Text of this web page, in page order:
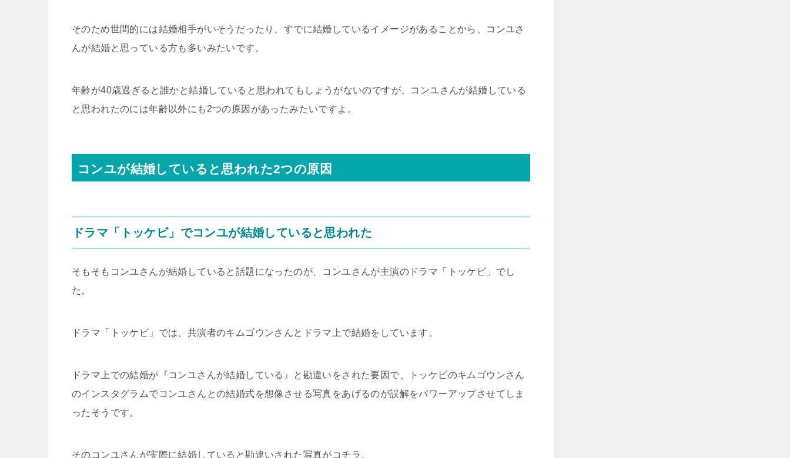
そのため世間的には結婚相手がいそうだったり、すでに結婚しているイメージがあることから、コンユさ
んが結婚と思っている方も多いみたいです。
年齢が40歳過ぎると誰かと結婚していると思われてもしょうがないのですが、コンユさんが結婚している
と思われたのには年齢以外にも2つの原因があったみたいですよ。
コンユが結婚していると思われた2つの原因
ドラマ「トッケビ」でコンユが結婚していると思われた
そもそもコンユさんが結婚していると話題になったのが、コンユさんが主演のドラマ「トッケビ」でし
た。
ドラマ「トッケビ」では、共演者のキムゴウンさんとドラマ上で結婚をしています。
ドラマ上での結婚が『コンユさんが結婚している』と勘違いをされた要因で、トッケビのキムゴウンさん
のインスタグラムでコンユさんとの結婚式を想像させる写真をあげるのが誤解をパワーアップさせてしま
ったそうです。
そのコンユさんが実際に結婚していると勘違いされた写真がコチラ。